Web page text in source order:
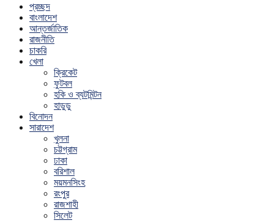
প্রচ্ছদ
বাংলাদেশ
আন্তর্জাতিক
রাজনীতি
চাকরি
খেলা
ক্রিকেট
ফুটবল
হকি ও ব্যটমিন্টন
হাডুডু
বিনোদন
সারাদেশ
খুলনা
চট্টগ্রাম
ঢাকা
বরিশাল
ময়মনসিংহ
রংপুর
রাজশাহী
সিলেট